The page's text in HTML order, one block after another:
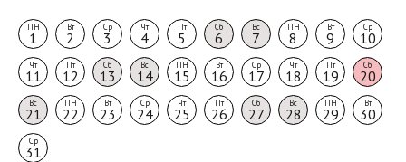
ПН
1
Вт
2
Ср
3
Чт
4
Пт
5
Сб
6
Вс
7
ПН
8
Вт
9
Ср
10
Чт
11
Пт
12
Сб
13
Вс
14
ПН
15
Вт
16
Ср
17
Чт
18
Пт
19
Сб
20
Вс
21
ПН
22
Вт
23
Ср
24
Чт
25
Пт
26
Сб
27
Вс
28
ПН
29
Вт
30
Ср
31